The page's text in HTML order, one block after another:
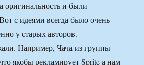
оригинальность и были
с идеями всегда было очень-
у старых авторов.
Например, Чача из группы
якобы рекламирует Sprite а нам